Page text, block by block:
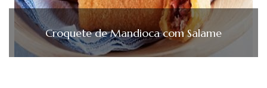
Croquete de Mandioca com Salame